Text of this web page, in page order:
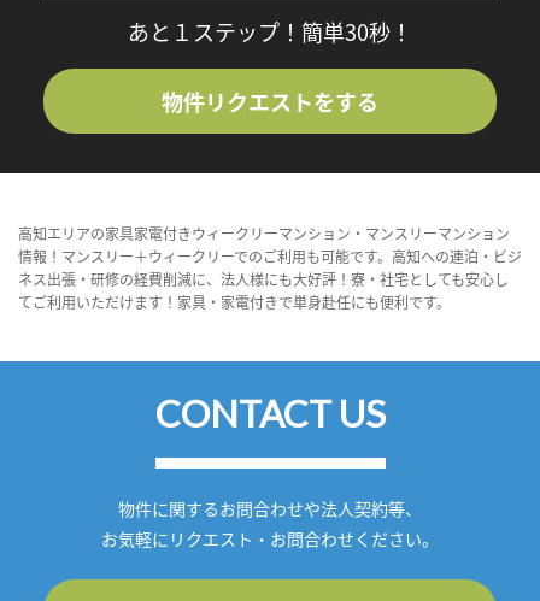
あと１ステップ！簡単30秒！
物件リクエストをする
高知エリアの家具家電付きウィークリーマンション・マンスリーマンション
情報！マンスリー＋ウィークリーでのご利用も可能です。高知への連泊・ビジ
ネス出張・研修の経費削減に、法人様にも大好評！寮・社宅としても安心し
てご利用いただけます！家具・家電付きで単身赴任にも便利です。
CONTACT US
物件に関するお問合わせや法人契約等、
お気軽にリクエスト・お問合わせください。